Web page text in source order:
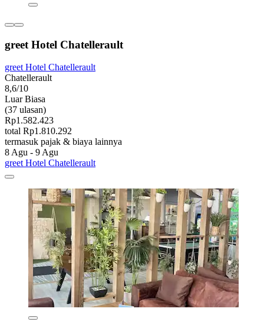
greet Hotel Chatellerault
greet Hotel Chatellerault
Chatellerault
8,6/10
Luar Biasa
(37 ulasan)
Rp1.582.423
total Rp1.810.292
termasuk pajak & biaya lainnya
8 Agu - 9 Agu
greet Hotel Chatellerault